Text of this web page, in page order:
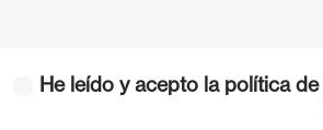
He leído y acepto la política de